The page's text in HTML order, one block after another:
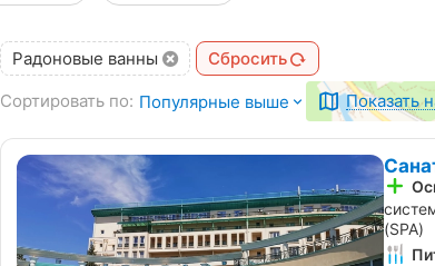
Радоновые ванны
Сбросить
Сортировать по: Популярные выше Показать
(SPA)